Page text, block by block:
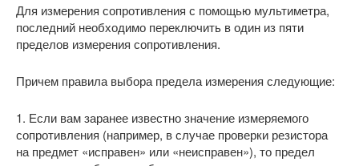
Для измерения сопротивления с помощью мультиметра,
последний необходимо переключить в один из пяти
пределов измерения сопротивления.
Причем правила выбора предела измерения следующие:
1. Если вам заранее известно значение измеряемого
сопротивления (например, в случае проверки резистора
на предмет «исправен» или «неисправен»), то предел